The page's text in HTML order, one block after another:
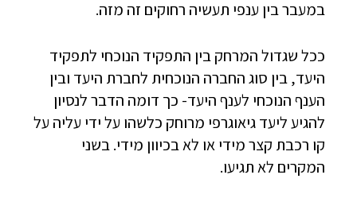
במעבר בין ענפי תעשיה רחוקים זה מזה.
ככל שגדול המרחק בין התפקיד הנוכחי לתפקיד
היעד, בין סוג החברה הנוכחית לחברת היעד ובין
הענף הנוכחי לענף היעד- כך דומה הדבר לנסיון
להגיע ליעד גיאוגרפי מרוחק כלשהו על ידי עליה על
קו רכבת קצר מידי או לא בכיוון מידי. בשני
המקרים לא תגיעו.